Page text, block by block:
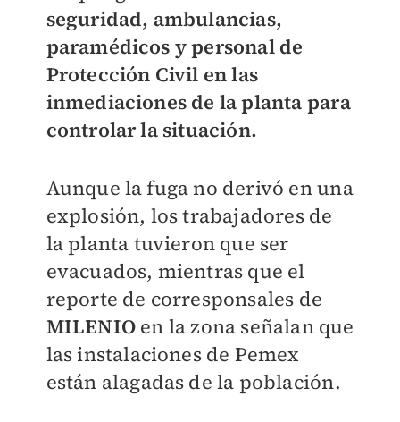
seguridad, ambulancias,
paramédicos y personal de
Protección Civil en las
inmediaciones de la planta para
controlar la situación.
Aunque la fuga no derivó en una
explosión, los trabajadores de
la planta tuvieron que ser
evacuados, mientras que el
reporte de corresponsales de
MILENIOen la zona señalan que
las instalaciones de Pemex
están alagadas de la población.